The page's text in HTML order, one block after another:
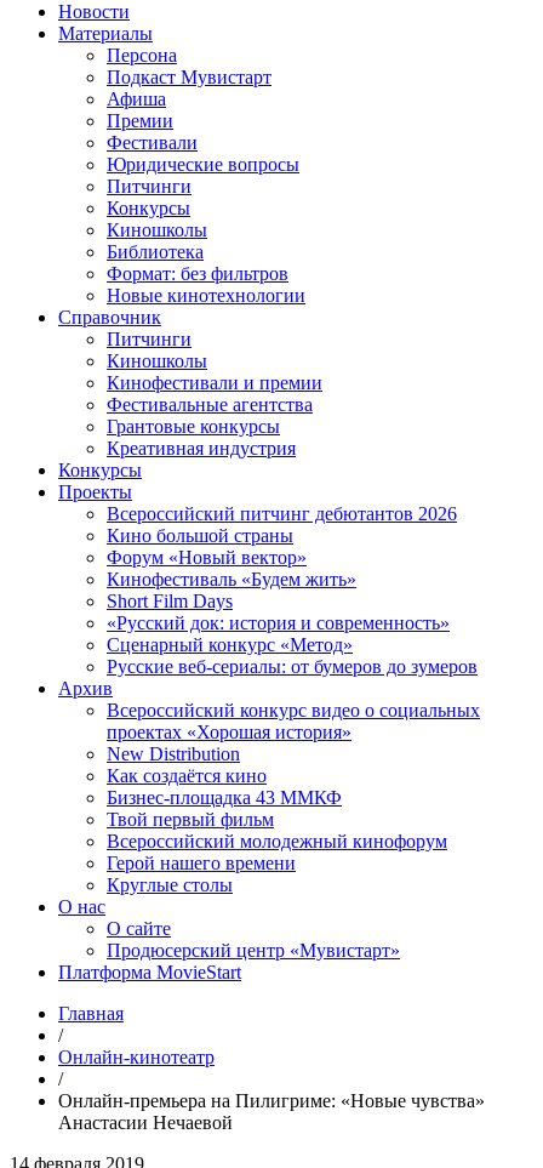
Новости
Материалы
Персона
Подкаст Мувистарт
Афиша
Премии
Фестивали
Юридические вопросы
Питчинги
Конкурсы
Киношколы
Библиотека
Формат: без фильтров
Новые кинотехнологии
Справочник
Питчинги
Киношколы
Кинофестивали и премии
Фестивальные агентства
Грантовые конкурсы
Креативная индустрия
Конкурсы
Проекты
Всероссийский питчинг дебютантов 2026
Кино большой страны
Форум «Новый вектор»
Кинофестиваль «Будем жить»
Short Film Days
«Русский док: история и современность»
Сценарный конкурс «Метод»
Русские веб-сериалы: от бумеров до зумеров
Архив
Всероссийский конкурс видео о социальных
проектах «Хорошая история»
New Distribution
Как создаётся кино
Бизнес-площадка 43 ММКФ
Твой первый фильм
Всероссийский молодежный кинофорум
Герой нашего времени
Круглые столы
О нас
О сайте
Продюсерский центр «Мувистарт»
Платформа MovieStart
Главная
/
Онлайн-кинотеатр
/
Онлайн-премьера на Пилигриме: «Новые чувства»
Анастасии Нечаевой
14 февраля 2019